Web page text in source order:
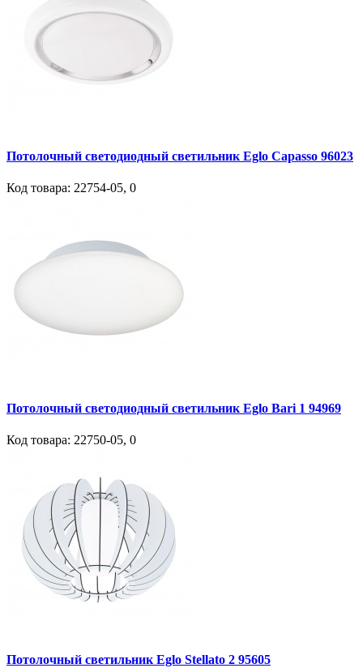
Потолочный светодиодный светильник Eglo Capasso 96023
Код товара: 22754-05, 0
Потолочный светодиодный светильник Eglo Bari 1 94969
Код товара: 22750-05, 0
Потолочный светильник Eglo Stellato 2 95605